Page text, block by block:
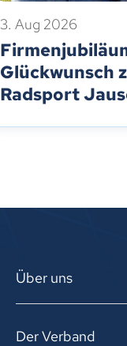
3. Aug 2026
Glückwunsch
Radsport
Über uns
Der Verband